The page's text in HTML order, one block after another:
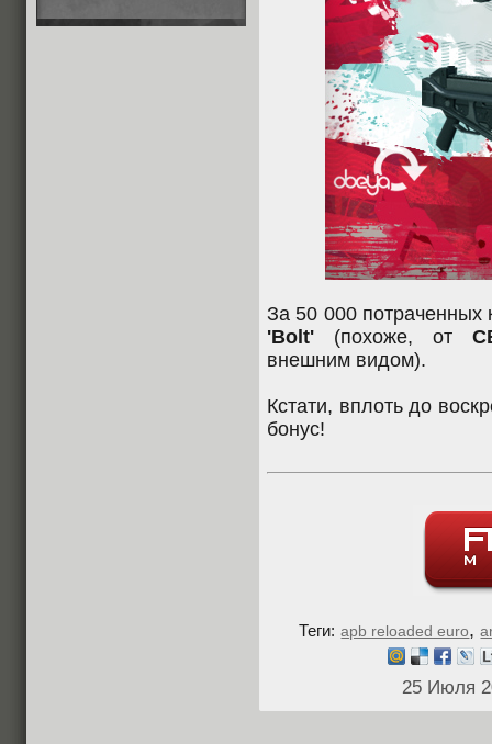
За 50 000 потраченных
'Bolt' (похоже, от
внешним видом).
Кстати, вплоть до
бонус!
Теги: apb reloaded euro,
25 Июля